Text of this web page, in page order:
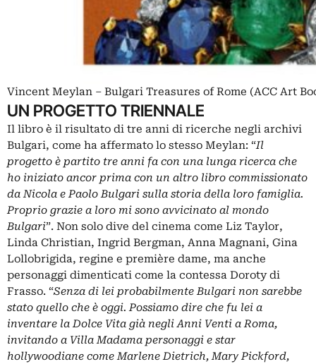
Vincent Meylan ‒ Bulgari Treasures of Rome (ACC Art
UN PROGETTO TRIENNALE
Il libro è il risultato di tre anni di ricerche negli archivi
Bulgari, come ha affermato lo stesso Meylan: “Il
progetto è partito tre anni fa con una lunga ricerca che
ho iniziato ancor prima con un altro libro commissionato
da Nicola e Paolo Bulgari sulla storia della loro famiglia.
Proprio grazie a loro mi sono avvicinato al mondo
Bulgari”. Non solo dive del cinema come Liz Taylor,
Linda Christian, Ingrid Bergman, Anna Magnani, Gina
Lollobrigida, regine e première dame, ma anche
personaggi dimenticati come la contessa Doroty di
Frasso. “Senza di lei probabilmente Bulgari non sarebbe
stato quello che è oggi. Possiamo dire che fu lei a
inventare la Dolce Vita già negli Anni Venti a Roma,
invitando a Villa Madama personaggi e star
hollywoodiane come Marlene Dietrich, Mary Pickford,